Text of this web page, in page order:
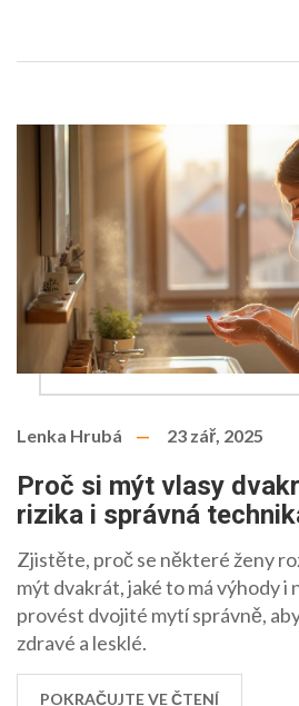
Lenka Hrubá 23 zář, 2025
Proč si mýt vlasy
rizika i správná
Zjistěte, proč se některé ženy
mýt dvakrát, jaké to má výhody i
provést dvojité mytí správně,
zdravé a lesklé.
POKRAČUJTE VE ČTENÍ